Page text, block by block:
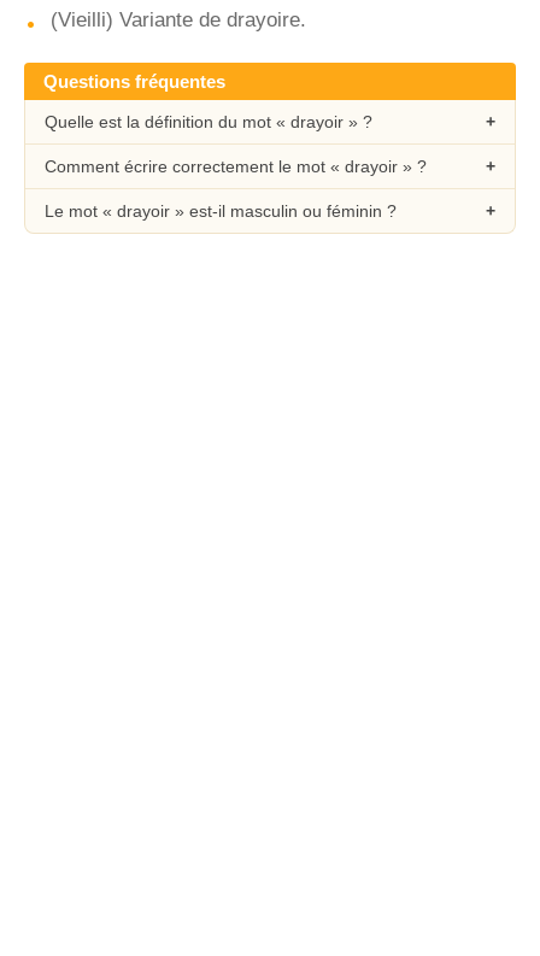
(Vieilli) Variante de drayoire.
Questions fréquentes
Quelle est la définition du mot « drayoir » ?
Comment écrire correctement le mot « drayoir » ?
Le mot « drayoir » est-il masculin ou féminin ?